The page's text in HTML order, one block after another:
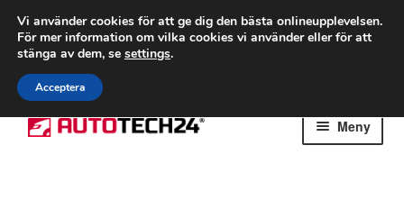
FRAKT från 75 kr
Världsomspännande frakt
Ring 766 924 713
Hoppa
till
Hoppa
till
Meny
Vi använder cookies för att ge dig den bästa onlineupplevelsen.
För mer information om vilka cookies vi använder eller för att
stänga av dem, se settings.
Acceptera